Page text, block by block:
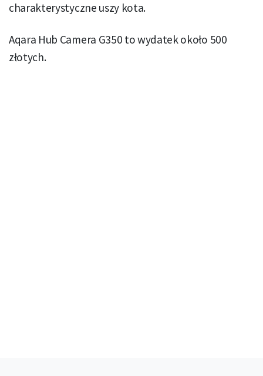
charakterystyczne uszy kota.
Aqara Hub Camera G350 to wydatek około 500
złotych.